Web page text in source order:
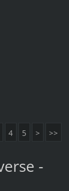
4 5 > >>
-